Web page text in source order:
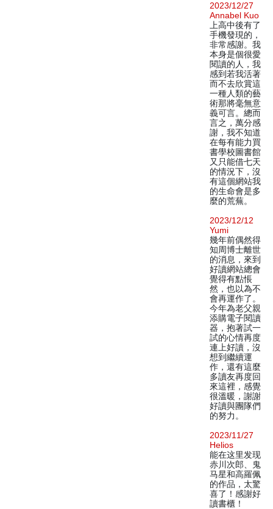
2023/12/27
Annabel Kuo
上高中後有了
手機發現的，
非常感謝。我
本身是個很愛
閱讀的人，我
感到若我活著
而不去欣賞這
一種人類的藝
術那將毫無意
義可言。總而
言之，萬分感
謝，我不知道
在每有能力買
書學校圖書館
又只能借七天
的情況下，沒
有這個網站我
的生命會是多
麼的荒蕪。
2023/12/12
Yumi
幾年前偶然得
知周博士離世
的消息，來到
好讀網站總會
覺得有點悵
然，也以為不
會再運作了。
今年為老父親
添購電子閱讀
器，抱著試一
試的心情再度
連上好讀，沒
想到繼續運
作，還有這麼
多讀友再度回
來這裡，感覺
很溫暖，謝謝
好讀與團隊們
的努力。
2023/11/27
Helios
能在这里发现
赤川次郎、鬼
马星和高羅佩
的作品，太驚
喜了！感謝好
讀書櫃！